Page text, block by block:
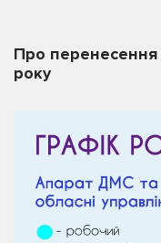
Про перенесення
року